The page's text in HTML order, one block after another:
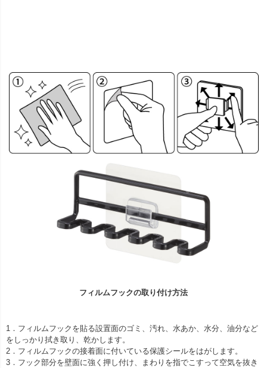
フィルムフックの取り付け方法
1．フィルムフックを貼る設置面のゴミ、汚れ、水あか、水分、油分など
をしっかり拭き取り、乾かします。
2．フィルムフックの接着面に付いている保護シールをはがします。
3．フック部分を壁面に強く押し付け、まわりを指でこすって空気を抜き